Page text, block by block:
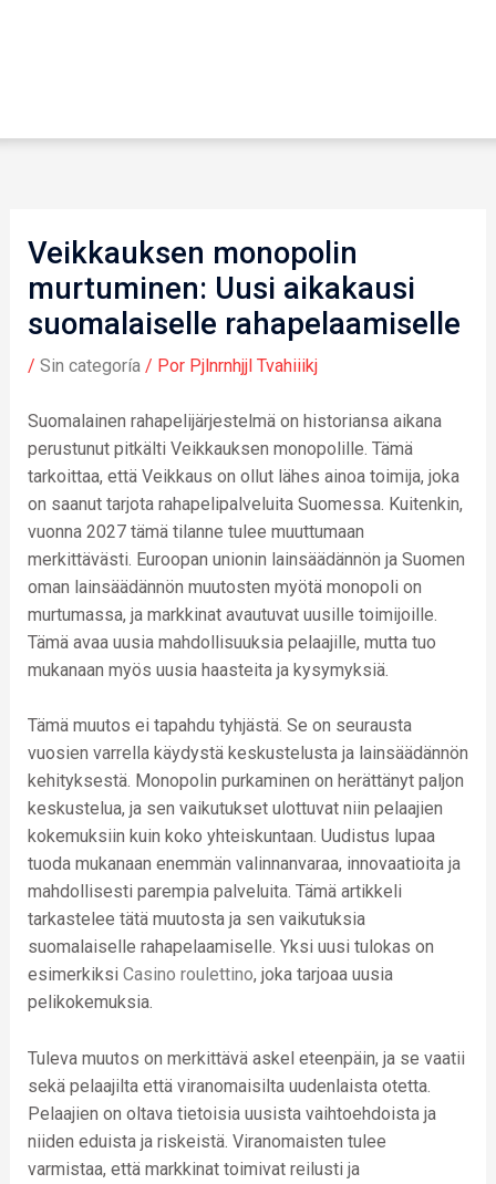
Veikkauksen monopolin
murtuminen: Uusi aikakausi
suomalaiselle rahapelaamiselle
/ Sin categoría/ Por Pjlnrnhjjl Tvahiiikj
Suomalainen rahapelijärjestelmä on historiansa aikana
perustunut pitkälti Veikkauksen monopolille. Tämä
tarkoittaa, että Veikkaus on ollut lähes ainoa toimija, joka
on saanut tarjota rahapelipalveluita Suomessa. Kuitenkin,
vuonna 2027 tämä tilanne tulee muuttumaan
merkittävästi. Euroopan unionin lainsäädännön ja Suomen
oman lainsäädännön muutosten myötä monopoli on
murtumassa, ja markkinat avautuvat uusille toimijoille.
Tämä avaa uusia mahdollisuuksia pelaajille, mutta tuo
mukanaan myös uusia haasteita ja kysymyksiä.
Tämä muutos ei tapahdu tyhjästä. Se on seurausta
vuosien varrella käydystä keskustelusta ja lainsäädännön
kehityksestä. Monopolin purkaminen on herättänyt paljon
keskustelua, ja sen vaikutukset ulottuvat niin pelaajien
kokemuksiin kuin koko yhteiskuntaan. Uudistus lupaa
tuoda mukanaan enemmän valinnanvaraa, innovaatioita ja
mahdollisesti parempia palveluita. Tämä artikkeli
tarkastelee tätä muutosta ja sen vaikutuksia
suomalaiselle rahapelaamiselle. Yksi uusi tulokas on
esimerkiksi Casino roulettino, joka tarjoaa uusia
pelikokemuksia.
Tuleva muutos on merkittävä askel eteenpäin, ja se vaatii
sekä pelaajilta että viranomaisilta uudenlaista otetta.
Pelaajien on oltava tietoisia uusista vaihtoehdoista ja
niiden eduista ja riskeistä. Viranomaisten tulee
varmistaa, että markkinat toimivat reilusti ja